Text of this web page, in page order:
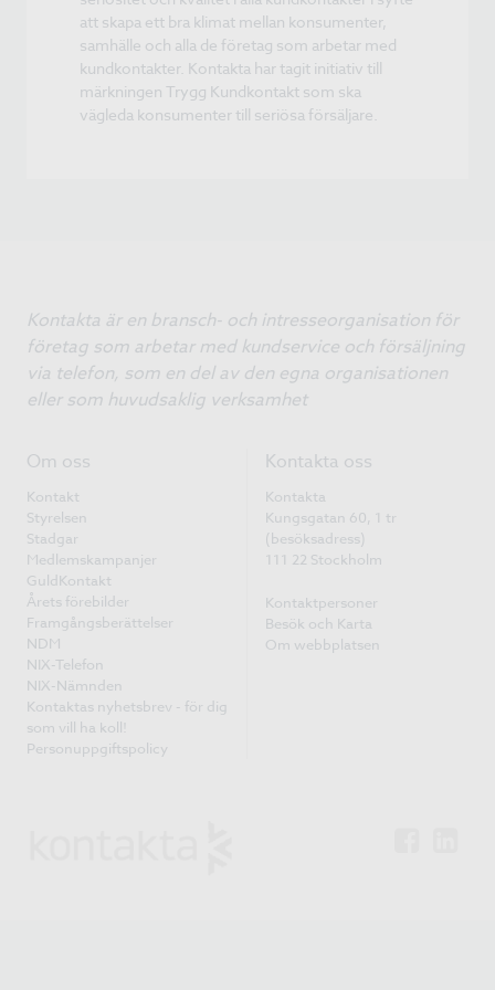
att skapa ett bra klimat mellan konsumenter,
samhälle och alla de företag som arbetar med
kundkontakter. Kontakta har tagit initiativ till
märkningen Trygg Kundkontakt som ska
vägleda konsumenter till seriösa försäljare.
Kontakta är en bransch- och intresseorganisation för
företag som arbetar med kundservice och försäljning
via telefon, som en del av den egna organisationen
eller som huvudsaklig verksamhet
Om oss
Kontakt
Styrelsen
Stadgar
Medlemskampanjer
GuldKontakt
Årets förebilder
Framgångsberättelser
NDM
NIX-Telefon
NIX-Nämnden
Kontaktas nyhetsbrev - för dig
som vill ha koll!
Personuppgiftspolicy
Kontakta oss
Kontakta
Kungsgatan 60, 1 tr
(besöksadress)
111 22 Stockholm
Kontaktpersoner
Besök och Karta
Om webbplatsen